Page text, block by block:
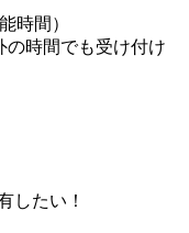
時間）
の時間でも受け付け
したい！